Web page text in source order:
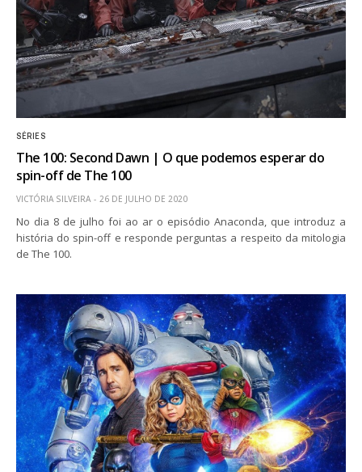
SÉRIES
The 100: Second Dawn | O que podemos esperar do
spin-off de The 100
VICTÓRIA SILVEIRA 26 DE JULHO DE 2020
No dia 8 de julho foi ao ar o episódio Anaconda, que introduz a
história do spin-off e responde perguntas a respeito da mitologia
de The 100.